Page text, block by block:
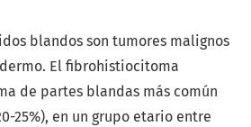
blandos son tumores malignos
El fibrohistiocitoma
de partes blandas más común
25%), en un grupo etario entre